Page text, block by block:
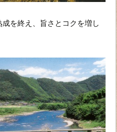
を終え、旨さとコクを増し